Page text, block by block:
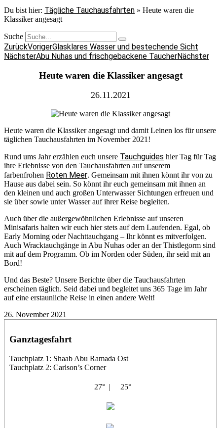
Du bist hier: Tägliche Tauchausfahrten » Heute waren die
Klassiker angesagt
Suche
ZurückVorigerGlasklares Wasser und bestechende Sicht
NächsterAbu Nuhas und frischgebackene TaucherNächster
Heute waren die Klassiker angesagt
26.11.2021
Heute waren die Klassiker angesagt und damit Leinen los für unsere
täglichen Tauchausfahrten im November 2021!
Rund ums Jahr erzählen euch unsere Tauchguides hier Tag für Tag
ihre Erlebnisse von den Tauchausfahrten auf unserem
farbenfrohen Roten Meer. Gemeinsam mit ihnen könnt ihr von zu
Hause aus dabei sein. So könnt ihr euch gemeinsam mit ihnen an
den kleinen und auch großen Unterwasser Sichtungen erfreuen und
sie über sowie unter Wasser auf ihrer Reise begleiten.
Auch über die außergewöhnlichen Erlebnisse auf unseren
Minisafaris halten wir euch hier stets auf dem Laufenden. Egal, ob
Early Morning oder Nachttauchgang – Ihr könnt es mitverfolgen.
Auch Wracktauchgänge in Abu Nuhas oder an der Thistlegorm sind
mit auf dem Programm. Ob im Norden oder Süden, ihr seid mit an
Bord!
Und das Beste? Unsere Berichte über die Tauchausfahrten
erscheinen täglich. Seid dabei und begleitet uns 365 Tage im Jahr
auf eine erstaunliche Reise in einen andere Welt!
26. November 2021
Ganztagesfahrt
Tauchplatz 1: Shaab Abu Ramada Ost
Tauchplatz 2: Carlson’s Corner
27° | 25°